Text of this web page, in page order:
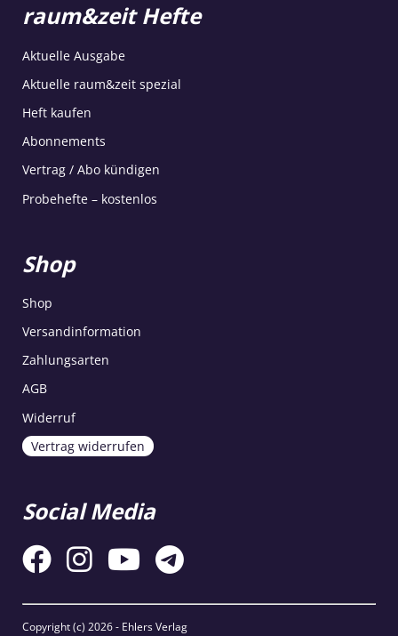
raum&zeit Hefte
Aktuelle Ausgabe
Aktuelle raum&zeit spezial
Heft kaufen
Abonnements
Vertrag / Abo kündigen
Probehefte – kostenlos
Shop
Shop
Versandinformation
Zahlungsarten
AGB
Widerruf
Vertrag widerrufen
Social Media
Copyright (c) 2026 - Ehlers Verlag